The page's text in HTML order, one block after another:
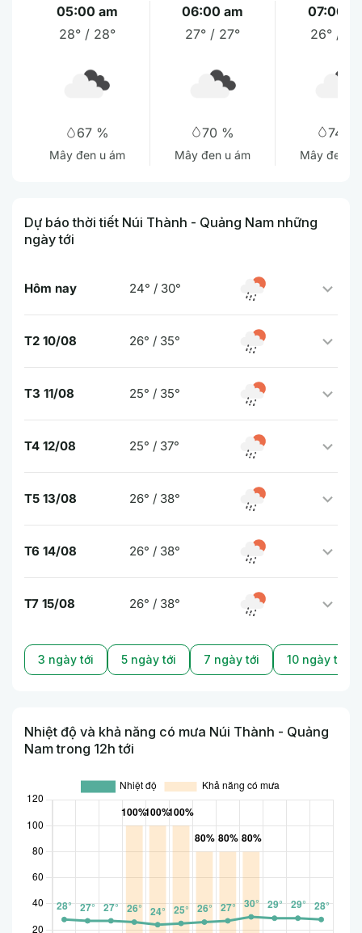
05:00 am
28° / 28°
67 %
Mây đen u ám
06:00 am
27° / 27°
70 %
Mây đen u ám
07:00
26° /
74 %
Mây đen u
Dự báo thời tiết Núi Thành - Quảng Nam những
ngày tới
Hôm nay 24° / 30°
T2 10/08 26° / 35°
T3 11/08 25° / 35°
T4 12/08 25° / 37°
T5 13/08 26° / 38°
T6 14/08 26° / 38°
T7 15/08 26° / 38°
3 ngày tới 5 ngày tới 7 ngày tới 10 ngày tới
Nhiệt độ và khả năng có mưa Núi Thành - Quảng
Nam trong 12h tới